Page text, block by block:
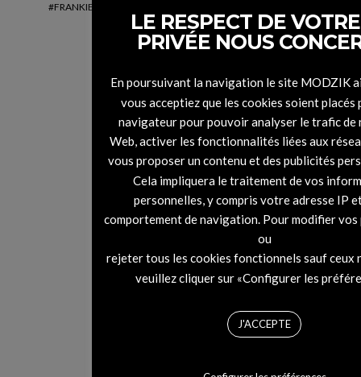
FRANKIE KNUCKLES
Slow Beauty, le nouvel
atout bio
LE RESPECT DE
PRIVÉE NOUS
En poursuivant la navigation le site MODZIK
vous acceptiez que les cookies soient placés
navigateur pour pouvoir analyser le trafic de
Web, activer les fonctionnalités liées aux
vous proposer un contenu et des publicités
Cela impliquera le traitement de vos
personnelles, y compris votre adresse IP
comportement de navigation. Pour modifier
ou
rejeter tous les cookies fonctionnels sauf ceux
veuillez cliquer sur «Configurer les
J'ACCEPTE